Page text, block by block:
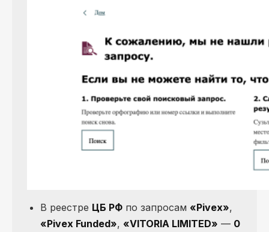
В реестре ЦБ РФ по запросам «Pivex»,
«Pivex Funded», «VITORIA LIMITED» — 0